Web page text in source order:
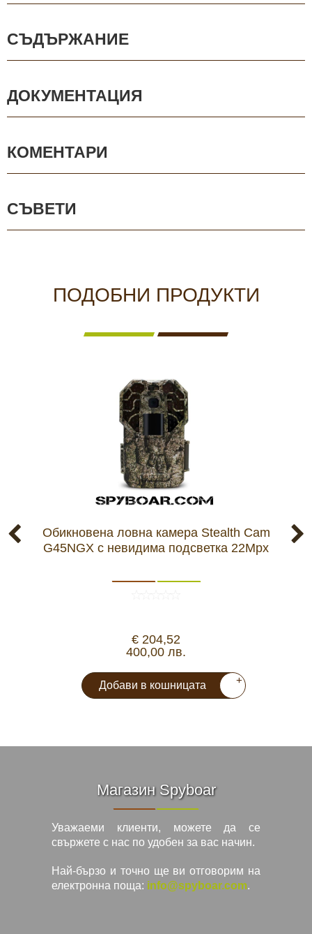
СЪДЪРЖАНИЕ
ДОКУМЕНТАЦИЯ
КОМЕНТАРИ
СЪВЕТИ
ПОДОБНИ ПРОДУКТИ
Обикновена ловна камера Stealth Cam
G45NGX с невидима подсветка 22Mpx
€ 204,52
400,00 лв.
Добави в кошницата +
Магазин Spyboar
Уважаеми клиенти, можете да се
свържете с нас по удобен за вас начин.
Най-бързо и точно ще ви отговорим на
електронна поща: info@spyboar.com.